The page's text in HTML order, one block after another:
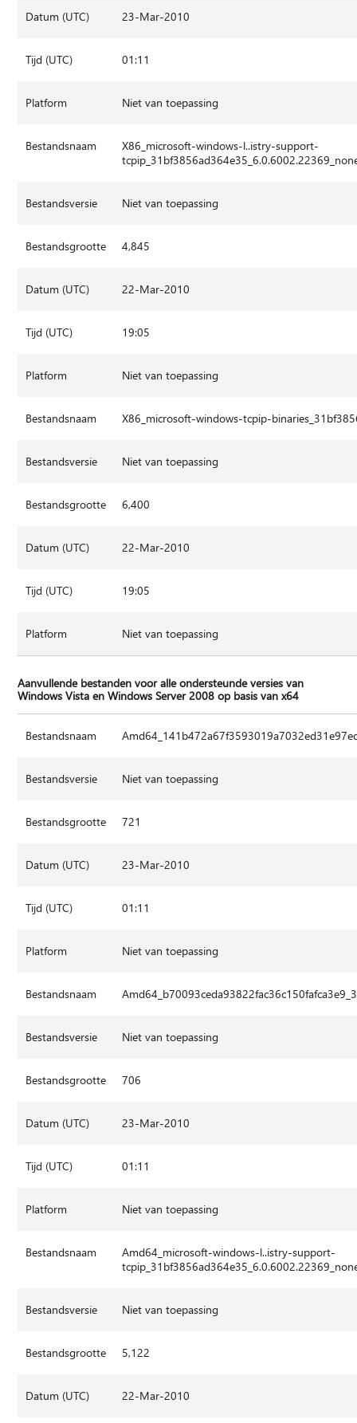
Datum (UTC) 23-Mar-2010
Tijd (UTC) 01:11
Platform Niet van toepassing
Bestandsnaam
X86_microsoft-windows-l..istry-support-
Bestandsversie Niet van toepassing
Bestandsgrootte 4,845
Datum (UTC) 22-Mar-2010
Tijd (UTC) 19:05
Platform Niet van toepassing
Bestandsnaam X86_microsoft-windows-tcpip-
Bestandsversie Niet van toepassing
Bestandsgrootte 6,400
Datum (UTC) 22-Mar-2010
Tijd (UTC) 19:05
Platform Niet van toepassing
Aanvullende bestanden voor alle ondersteunde versies van
Windows Vista en Windows Server 2008 op basis van x64
Bestandsnaam
Bestandsversie Niet van toepassing
Bestandsgrootte 721
Datum (UTC) 23-Mar-2010
Tijd (UTC) 01:11
Platform Niet van toepassing
Bestandsnaam
Bestandsversie Niet van toepassing
Bestandsgrootte 706
Datum (UTC) 23-Mar-2010
Tijd (UTC) 01:11
Platform Niet van toepassing
Bestandsnaam
Amd64_microsoft-windows-l..istry-support-
Bestandsversie Niet van toepassing
Bestandsgrootte 5,122
Datum (UTC) 22-Mar-2010